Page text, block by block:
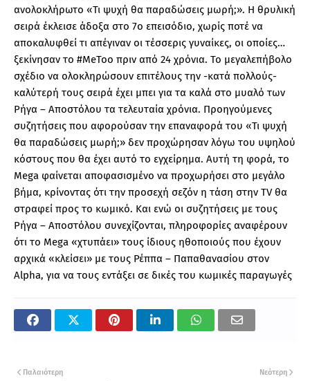
ανολοκλήρωτο «Τι ψυχή θα παραδώσεις μωρή;». Η θρυλική
σειρά έκλεισε άδοξα στο 7ο επεισόδιο, χωρίς ποτέ να
αποκαλυφθεί τι απέγιναν οι τέσσερις γυναίκες, οι οποίες…
ξεκίνησαν το #MeToo πριν από 24 χρόνια. Το μεγαλεπήβολο
σχέδιο να ολοκληρώσουν επιτέλους την -κατά πολλούς-
καλύτερή τους σειρά έχει μπει για τα καλά στο μυαλό των
Ρήγα – Αποστόλου τα τελευταία χρόνια. Προηγούμενες
συζητήσεις που αφορούσαν την επαναφορά του «Τι ψυχή
θα παραδώσεις μωρή;» δεν προχώρησαν λόγω του υψηλού
κόστους που θα έχει αυτό το εγχείρημα. Αυτή τη φορά, το
Mega φαίνεται αποφασισμένο να προχωρήσει στο μεγάλο
βήμα, κρίνοντας ότι την προσεχή σεζόν η τάση στην TV θα
στραφεί προς το κωμικό. Και ενώ οι συζητήσεις με τους
Ρήγα – Αποστόλου συνεχίζονται, πληροφορίες αναφέρουν
ότι το Mega «χτυπάει» τους ίδιους ηθοποιούς που έχουν
αρχικά «κλείσει» με τους Ρέππα – Παπαθανασίου στον
Alpha, για να τους εντάξει σε δικές του κωμικές παραγωγές
Νεότερη
Παλαιότερη